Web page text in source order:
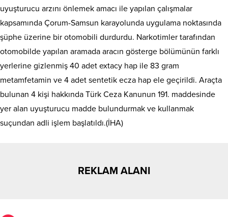
uyuşturucu arzını önlemek amacı ile yapılan çalışmalar
kapsamında Çorum-Samsun karayolunda uygulama noktasında
şüphe üzerine bir otomobili durdurdu. Narkotimler tarafından
otomobilde yapılan aramada aracın gösterge bölümünün farklı
yerlerine gizlenmiş 40 adet extacy hap ile 83 gram
metamfetamin ve 4 adet sentetik ecza hap ele geçirildi. Araçta
bulunan 4 kişi hakkında Türk Ceza Kanunun 191. maddesinde
yer alan uyuşturucu madde bulundurmak ve kullanmak
suçundan adli işlem başlatıldı.(İHA)
REKLAM ALANI